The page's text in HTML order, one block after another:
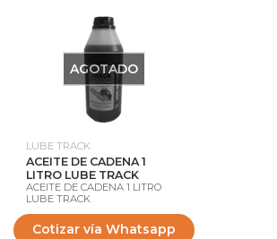
AGOTADO
LUBE TRACK
ACEITE DE CADENA 1
LITRO LUBE TRACK
ACEITE DE CADENA 1 LITRO
LUBE TRACK
Cotizar vía Whatsapp